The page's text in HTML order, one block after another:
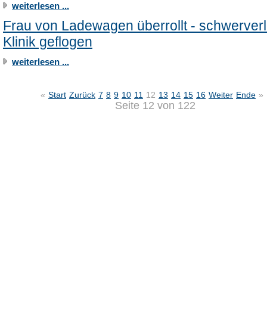
weiterlesen ...
Frau von Ladewagen überrollt -
Klinik geflogen
weiterlesen ...
« Start Zurück 7 8 9 10 11 12 13 14 15 16 Weiter Ende »
Seite 12 von 122